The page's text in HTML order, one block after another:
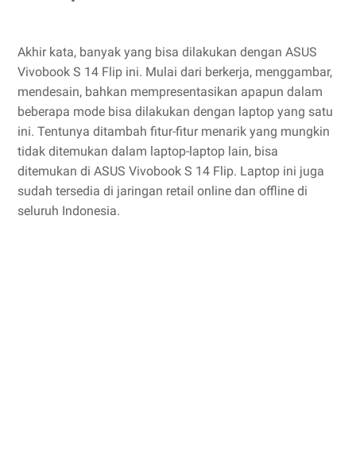
Akhir kata, banyak yang bisa dilakukan dengan ASUS
Vivobook S 14 Flip ini. Mulai dari berkerja, menggambar,
mendesain, bahkan mempresentasikan apapun dalam
beberapa mode bisa dilakukan dengan laptop yang satu
ini. Tentunya ditambah fitur-fitur menarik yang mungkin
tidak ditemukan dalam laptop-laptop lain, bisa
ditemukan di ASUS Vivobook S 14 Flip. Laptop ini juga
sudah tersedia di jaringan retail online dan offline di
seluruh Indonesia.